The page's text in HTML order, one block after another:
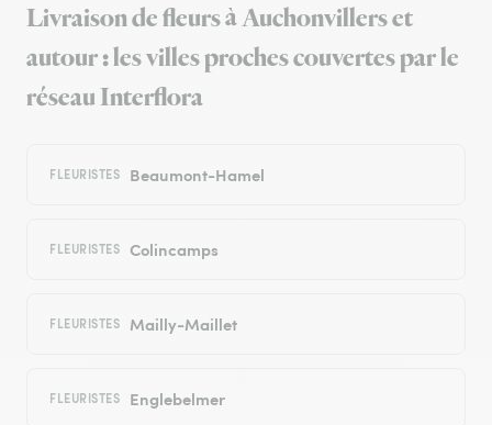
Livraison de fleurs à Auchonvillers et
autour : les villes proches couvertes par le
réseau Interflora
FLEURISTES Beaumont-Hamel
FLEURISTES Colincamps
FLEURISTES Mailly-Maillet
FLEURISTES Englebelmer